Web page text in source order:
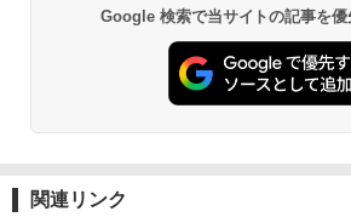
ード ミラージュソ
￥1,620
派 ルール設定 食い
ピンフ
3
￥4,327
スプラトゥーン レ
￥6,446
3
プロダクトコード
3
【純正品】Xbox ワ
￥7,681
劇場版「鬼滅の刃
窩座再来 通常版
￥3,523
3
Google 検索で当サイトの記事を優
関連リンク